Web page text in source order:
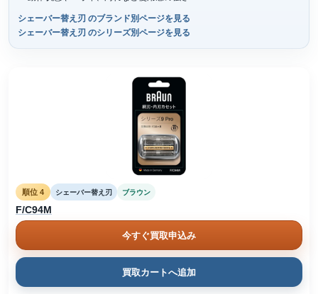
シェーバー替え刃 のブランド別ページを見る
シェーバー替え刃 のシリーズ別ページを見る
順位 4 シェーバー替え刃 ブラウン
F/C94M
今すぐ買取申込み
買取カートへ追加